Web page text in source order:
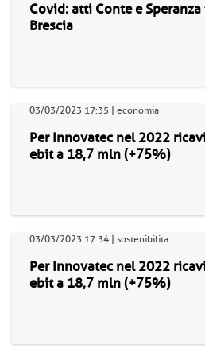
Covid: atti Conte e
Brescia
03/03/2023 17:35 | economia
Per Innovatec nel 2022
ebit a 18,7 mln (+75%)
03/03/2023 17:34 | sostenibilita
Per Innovatec nel 2022
ebit a 18,7 mln (+75%)